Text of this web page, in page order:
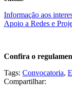
Informação aos
Apoio a Redes e
Confira o
Tags: Convocatoria,
Compartilhar: